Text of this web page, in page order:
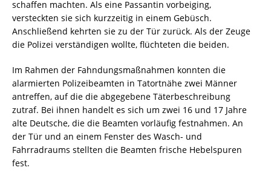
schaffen machten. Als eine Passantin vorbeiging,
versteckten sie sich kurzzeitig in einem Gebüsch.
Anschließend kehrten sie zu der Tür zurück. Als der Zeuge
die Polizei verständigen wollte, flüchteten die beiden.
Im Rahmen der Fahndungsmaßnahmen konnten die
alarmierten Polizeibeamten in Tatortnähe zwei Männer
antreffen, auf die die abgegebene Täterbeschreibung
zutraf. Bei ihnen handelt es sich um zwei 16 und 17 Jahre
alte Deutsche, die die Beamten vorläufig festnahmen. An
der Tür und an einem Fenster des Wasch- und
Fahrradraums stellten die Beamten frische Hebelspuren
fest.